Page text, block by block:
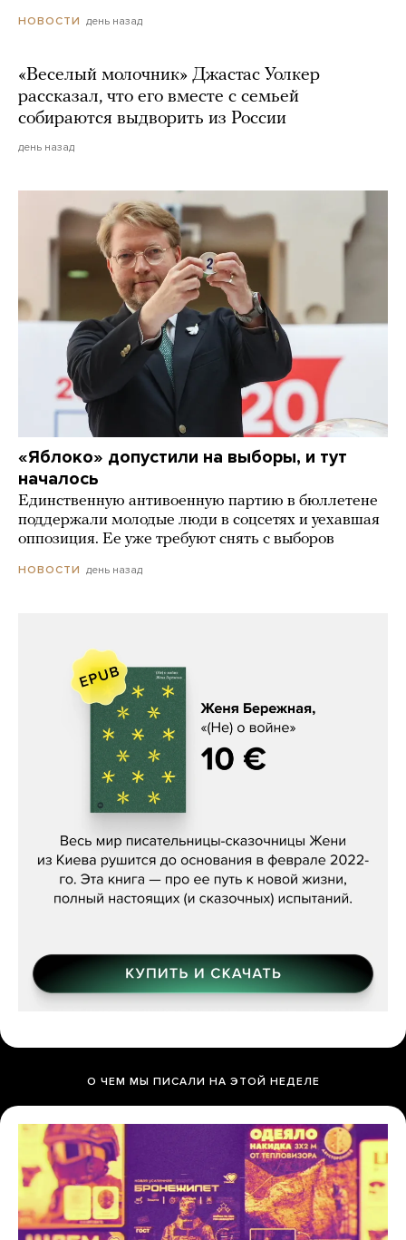
НОВОСТИ день назад
«Веселый молочник» Джастас Уолкер
рассказал, что его вместе с семьей
собираются выдворить из России
день назад
«Яблоко» допустили на выборы, и тут
началось
Единственную антивоенную партию в бюллетене
поддержали молодые люди в соцсетях и уехавшая
оппозиция. Ее уже требуют снять с выборов
НОВОСТИ день назад
Женя Бережная, «(Не) о войне»
О ЧЕМ МЫ ПИСАЛИ НА ЭТОЙ НЕДЕЛЕ